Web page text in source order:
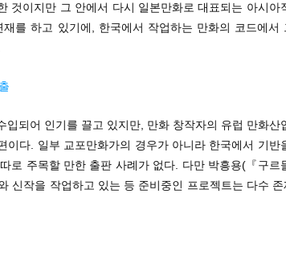
것이지만 그 안에서 다시 일본만화로 대표되는 아시아
재를 하고 있기에, 한국에서 작업하는 만화의 코드에서
입되어 인기를 끌고 있지만, 만화 창작자의 유럽 만화산
이다. 일부 교포만화가의 경우가 아니라 한국에서 기반
로 주목할 만한 출판 사례가 없다. 다만 박흥용(『구르
신작을 작업하고 있는 등 준비중인 프로젝트는 다수 존